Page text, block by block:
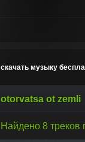
скачать музыку
otorvatsa ot zemli
Найдено 8 треков